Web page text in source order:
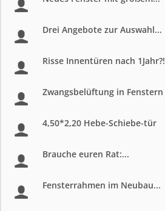
Drei Angebote zur Auswahl...
Risse Innentüren nach 1Jahr?!
Zwangsbelüftung in Fenstern
4,50*2,20 Hebe-Schiebe-tür
Brauche euren Rat:...
Fensterrahmen im Neubau...